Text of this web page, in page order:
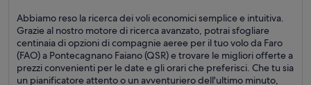
Abbiamo reso la ricerca dei voli economici semplice e intuitiva.
Grazie al nostro motore di ricerca avanzato, potrai sfogliare
centinaia di opzioni di compagnie aeree per il tuo volo da Faro
(FAO) a Pontecagnano Faiano (QSR) e trovare le migliori offerte a
prezzi convenienti per le date e gli orari che preferisci. Che tu sia
un pianificatore attento o un avventuriero dell'ultimo minuto,